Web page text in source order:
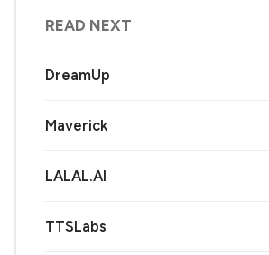
READ NEXT
DreamUp
Maverick
LALAL.AI
TTSLabs